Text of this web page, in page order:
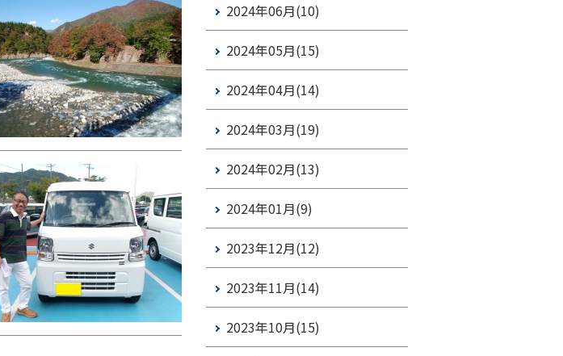
2024年06月(10)
2024年05月(15)
2024年04月(14)
2024年03月(19)
2024年02月(13)
2024年01月(9)
2023年12月(12)
2023年11月(14)
2023年10月(15)